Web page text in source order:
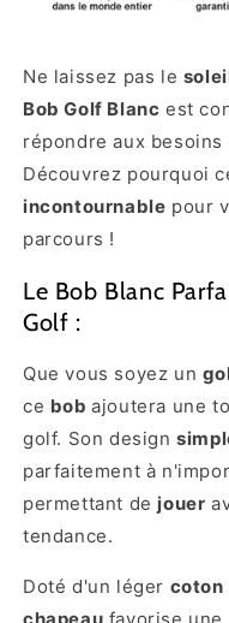
Ne laissez pas le
Bob Golf Blanc est
répondre aux
Découvrez pourquoi
incontournable pour
parcours !
Le Bob Blanc
Golf :
Que vous soyez un
ce bobajoutera une
golf. Son design
parfaitement à
permettant de jouer
tendance.
Doté d'un léger coton